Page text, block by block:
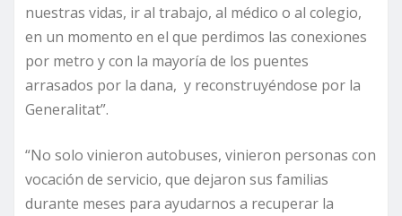
nuestras vidas, ir al trabajo, al médico o al colegio,
en un momento en el que perdimos las conexiones
por metro y con la mayoría de los puentes
arrasados por la dana, y reconstruyéndose por la
Generalitat”.
“No solo vinieron autobuses, vinieron personas con
vocación de servicio, que dejaron sus familias
durante meses para ayudarnos a recuperar la